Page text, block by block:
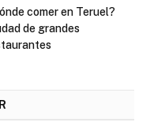
comer en Teruel?
de grandes